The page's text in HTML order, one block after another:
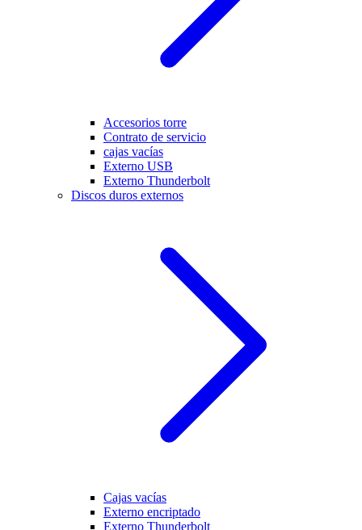
Accesorios torre
Contrato de servicio
cajas vacías
Externo USB
Externo Thunderbolt
Discos duros externos
Cajas vacías
Externo encriptado
Externo Thunderbolt